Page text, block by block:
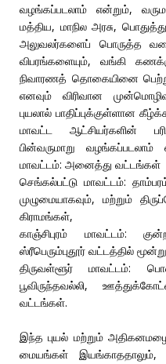
வழங்கப்படலாம் என்றும்,
மத்திய, மாநில அரசு,
அலுவலர்களைப் பொருத்த
விபரங்களையும், வங்கி
நிவாரணத் தொகையினை
எனவும் விரிவான
புயலால் பாதிப்புக்குள்ளான
மாவட்ட ஆட்சியர்களின்
பின்வருமாறு
மாவட்டம்: அனைத்து வட்டங்கள்
செங்கல்பட்டு மாவட்டம்:
முழுமையாகவும், மற்றும்
கிராமங்கள்,
காஞ்சிபுரம் மாவட்டம்:
ஸ்ரீபெரும்புதூர் வட்டத்தில்
திருவள்ளூர் மாவட்டம்:
பூவிருந்தவல்லி,
வட்டங்கள்.
இந்த புயல் மற்றும்
மையங்கள்